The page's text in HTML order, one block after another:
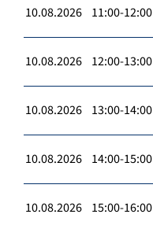
10.08.2026 11:00-12:00
10.08.2026 12:00-13:00
10.08.2026 13:00-14:00
10.08.2026 14:00-15:00
10.08.2026 15:00-16:00